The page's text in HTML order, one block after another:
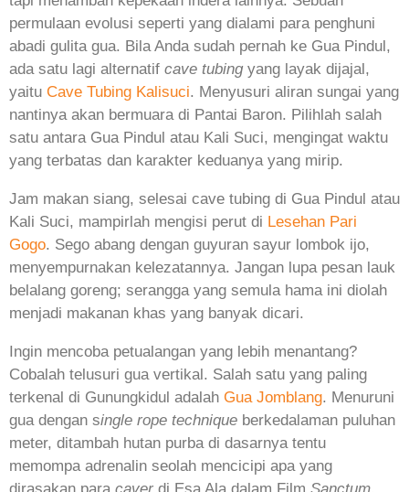
permulaan evolusi seperti yang dialami para penghuni
abadi gulita gua. Bila Anda sudah pernah ke Gua Pindul,
ada satu lagi alternatif cave tubingyang layak dijajal,
yaitu Cave Tubing Kalisuci. Menyusuri aliran sungai yang
nantinya akan bermuara di Pantai Baron. Pilihlah salah
satu antara Gua Pindul atau Kali Suci, mengingat waktu
yang terbatas dan karakter keduanya yang mirip.
Jam makan siang, selesai cave tubing di Gua Pindul atau
Kali Suci, mampirlah mengisi perut di Lesehan Pari
Gogo. Sego abang dengan guyuran sayur lombok ijo,
menyempurnakan kelezatannya. Jangan lupa pesan lauk
belalang goreng; serangga yang semula hama ini diolah
menjadi makanan khas yang banyak dicari.
Ingin mencoba petualangan yang lebih menantang?
Cobalah telusuri gua vertikal. Salah satu yang paling
terkenal di Gunungkidul adalah Gua Jomblang. Menuruni
gua dengan single rope technique berkedalaman puluhan
meter, ditambah hutan purba di dasarnya tentu
memompa adrenalin seolah mencicipi apa yang